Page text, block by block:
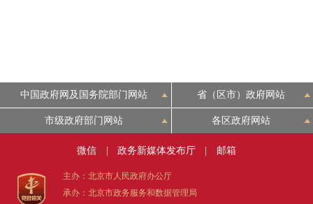
中国政府网及国务院部门网站 省（区市）政府网站
市级政府部门网站 各区政府网站
微信 政务新媒体发布厅 邮箱
主办：北京市人民政府办公厅
承办：北京市政务服务和数据管理局